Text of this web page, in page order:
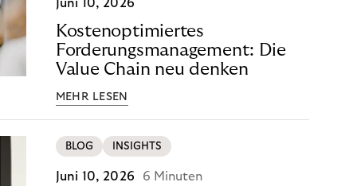
Juni 10, 2026
Kostenoptimiertes
Forderungsmanagement: Die
Value Chain neu denken
MEHR LESEN
BLOG INSIGHTS
Juni 10, 2026 6 Minuten